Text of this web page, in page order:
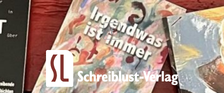
Zum Hauptinhalt springen